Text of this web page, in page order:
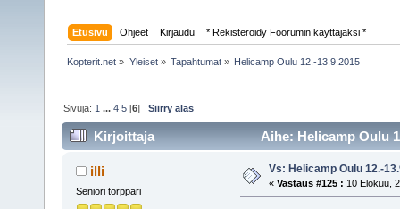
Etusivu Ohjeet Kirjaudu * Rekisteröidy Foorumin käyttäjäksi *
Kopterit.net » Yleiset» Tapahtumat» Helicamp Oulu 12.-13.9.2015
Sivuja: 1 ...4 5 [6]Siirry alas
Kirjoittaja Aihe: Helicamp Oulu
illi
Seniori torppari
Vs: Helicamp Oulu 12.-
« Vastaus #125 : 10 Elokuu,